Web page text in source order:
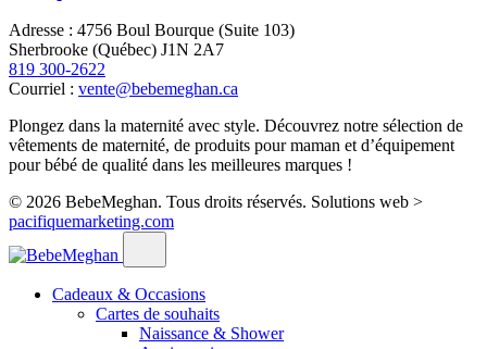
Adresse : 4756 Boul Bourque (Suite 103)
Sherbrooke (Québec) J1N 2A7
819 300-2622
Courriel : vente@bebemeghan.ca
Plongez dans la maternité avec style. Découvrez notre sélection de
vêtements de maternité, de produits pour maman et d’équipement
pour bébé de qualité dans les meilleures marques !
© 2026 BebeMeghan. Tous droits réservés. Solutions web >
pacifiquemarketing.com
Cadeaux & Occasions
Cartes de souhaits
Naissance & Shower